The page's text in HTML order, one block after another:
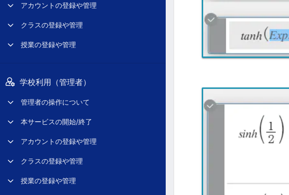
アカウントの登録や管理
クラスの登録や管理
授業の登録や管理
学校利用（管理者）
管理者の操作について
本サービスの開始/終了
アカウントの登録や管理
クラスの登録や管理
授業の登録や管理